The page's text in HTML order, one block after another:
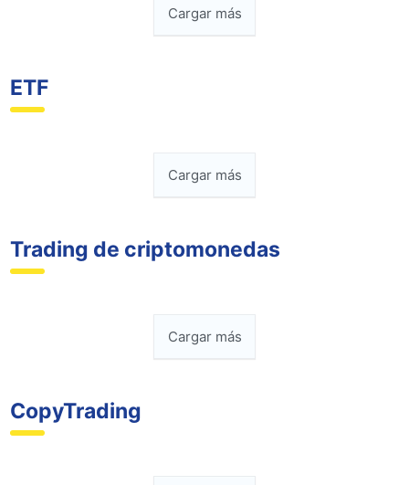
Cargar más
ETF
Cargar más
Trading de criptomonedas
Cargar más
CopyTrading